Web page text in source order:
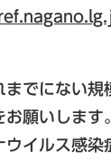
までにない
願いします。
ウイルス感